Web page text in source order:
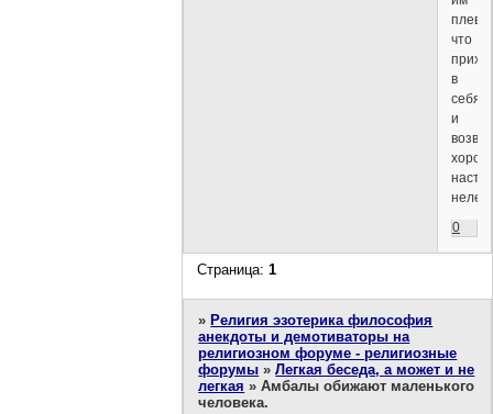
что
в
себя
и
0
Страница:1
» Религия эзотерика философия
анекдоты и демотиваторы на
религиозном форуме - религиозные
форумы »Легкая беседа, а может и не
легкая »Амбалы обижают маленького
человека.